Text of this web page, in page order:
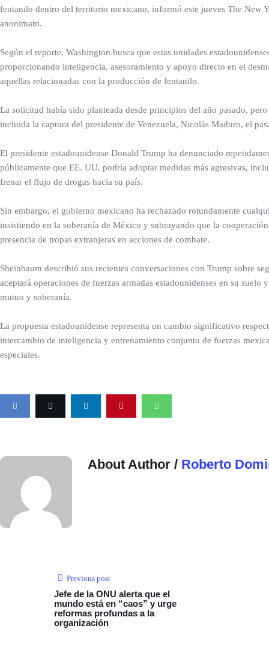
fentanilo dentro del territorio mexicano, informó este jueves The New
anonimato.
Según el reporte, Washington busca que estas unidades
proporcionando inteligencia, asesoramiento y apoyo directo en el
aquellas relacionadas con la producción de fentanilo.
La solicitud había sido planteada desde principios del año pasado,
incluida la captura del presidente de Venezuela, Nicolás Maduro, el
El presidente estadounidense Donald Trump ha denunciado
públicamente que EE. UU. podría adoptar medidas más agresivas,
frenar el flujo de drogas hacia su país.
Sin embargo, el gobierno mexicano ha rechazado rotundamente
insistiendo en la soberanía de México y subrayando que la
presencia de tropas extranjeras en acciones de combate.
Sheinbaum describió sus recientes conversaciones con Trump sobre
aceptará operaciones de fuerzas armadas estadounidenses en su
mutuo y soberanía.
La propuesta estadounidense representa un cambio significativo
intercambio de inteligencia y entrenamiento conjunto de fuerzas
especiales.
About Author / Roberto
Previous post
Jefe de la ONU alerta que el
mundo está en “caos” y urge
reformas profundas a la
organización